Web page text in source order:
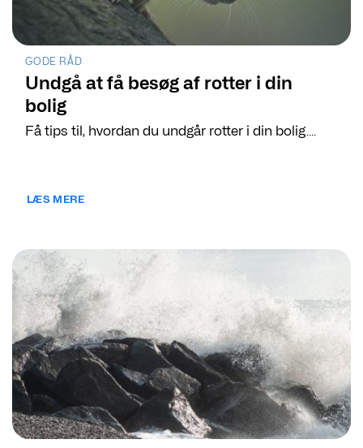
GODE RÅD
Undgå at få besøg af rotter i din
bolig
Få tips til, hvordan du undgår rotter i din bolig....
LÆS MERE